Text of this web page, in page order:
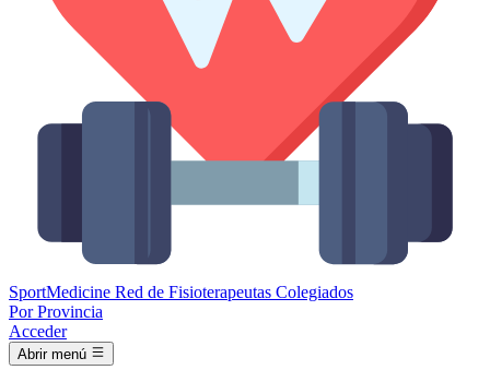
SportMedicine Red de Fisioterapeutas Colegiados
Por Provincia
Acceder
Abrir menú